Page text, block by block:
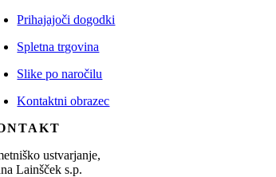
Prihajajoči dogodki
Spletna trgovina
Slike po naročilu
Kontaktni obrazec
ustvarjanje,
Lainšček s.p.